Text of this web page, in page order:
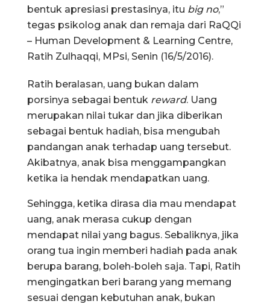
bentuk apresiasi prestasinya, itu big no,”
tegas psikolog anak dan remaja dari RaQQi
– Human Development & Learning Centre,
Ratih Zulhaqqi, MPsi, Senin (16/5/2016).
Ratih beralasan, uang bukan dalam
porsinya sebagai bentuk reward. Uang
merupakan nilai tukar dan jika diberikan
sebagai bentuk hadiah, bisa mengubah
pandangan anak terhadap uang tersebut.
Akibatnya, anak bisa menggampangkan
ketika ia hendak mendapatkan uang.
Sehingga, ketika dirasa dia mau mendapat
uang, anak merasa cukup dengan
mendapat nilai yang bagus. Sebaliknya, jika
orang tua ingin memberi hadiah pada anak
berupa barang, boleh-boleh saja. Tapi, Ratih
mengingatkan beri barang yang memang
sesuai dengan kebutuhan anak, bukan